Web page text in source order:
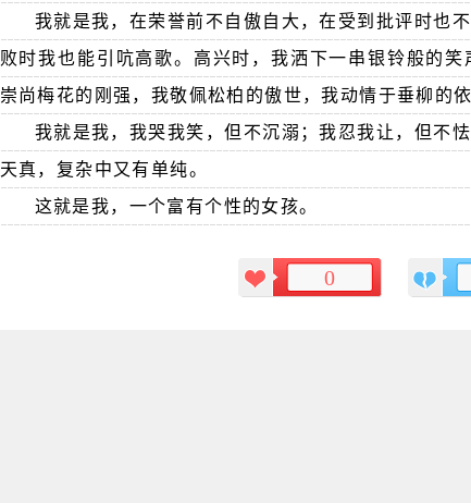
我就是我，在荣誉前不自傲自大，在受到批评时也
败时我也能引吭高歌。高兴时，我洒下一串银铃般的
崇尚梅花的刚强，我敬佩松柏的傲世，我动情于垂柳的
我就是我，我哭我笑，但不沉溺；我忍我让，但不
天真，复杂中又有单纯。
这就是我，一个富有个性的女孩。
0